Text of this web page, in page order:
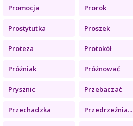
Promocja Prorok
Prostytutka Proszek
Proteza Protokół
Próżniak Próżnować
Prysznic Przebaczać
Przechadzka Przedrzeźnia...